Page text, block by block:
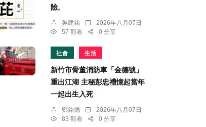
險。
吳建銘
2026年八月07日
57 觀看
0 分享
社會 生活
新竹市骨董消防車「金德號」
重出江湖 主秘彭忠禮憶起當年
一起出生入死
鄭銘德
2026年八月07日
83 觀看
0 分享